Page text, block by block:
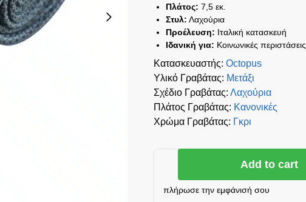
Πλάτος: 7,5 εκ.
Στυλ: Λαχούρια
Προέλευση: Ιταλική κατασκευή
Ιδανική για: Κοινωνικές περιστάσεις
Κατασκευαστής:Octopus
Υλικό Γραβάτας: Μετάξι
Σχέδιο Γραβάτας:Λαχούρια
Πλάτος Γραβάτας: Κανονικές
Χρώμα Γραβάτας: Γκρι
Add to cart
πλήρωσε την εμφάνισή σου